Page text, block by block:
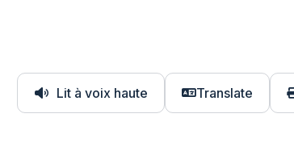
Lit à voix haute Translate